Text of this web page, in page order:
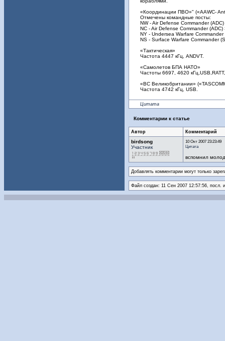
«Координации ПВО»" («AAWC-
Отмечены командные посты:
NW - Air Defense Commander
NC - Air Defense Commander
NY - Undersea Warfare
NS - Surface Warfare Commander
«Тактическая»
Частота 4447 кГц, ANDVT.
«Самолетов БПА НАТО»
Частоты 6697, 4620
«ВС Великобритании»
Частота 4742 кГц, USB.
Цитата
Комментарии к статье
Автор Комментарий
birdsong
Участник
10 Окт 2007 23:23:49
Цитата
вспомнил
Добавлять комментарии могут только
Файл создан: 11 Сен 2007 12:57:56, посл.